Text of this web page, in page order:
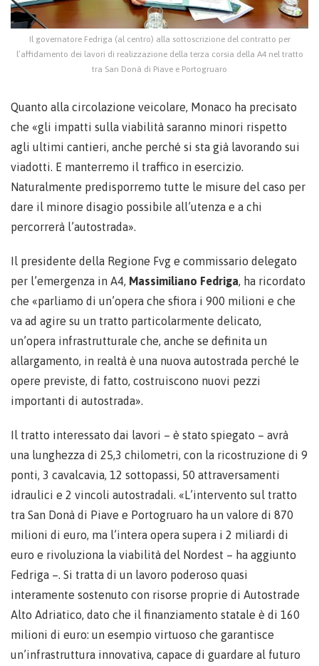
Il governatore Fedriga (al centro) alla sottoscrizione del contratto per
l’affidamento dei lavori di realizzazione della terza corsia della A4 nel tratto
tra San Donà di Piave e Portogruaro
Quanto alla circolazione veicolare, Monaco ha precisato
che «gli impatti sulla viabilità saranno minori rispetto
agli ultimi cantieri, anche perché si sta già lavorando sui
viadotti. E manterremo il traffico in esercizio.
Naturalmente predisporremo tutte le misure del caso per
dare il minore disagio possibile all’utenza e a chi
percorrerà l’autostrada».
Il presidente della Regione Fvg e commissario delegato
per l’emergenza in A4, Massimiliano Fedriga , ha ricordato
che «parliamo di un’opera che sfiora i 900 milioni e che
va ad agire su un tratto particolarmente delicato,
un’opera infrastrutturale che, anche se definita un
allargamento, in realtà è una nuova autostrada perché le
opere previste, di fatto, costruiscono nuovi pezzi
importanti di autostrada».
Il tratto interessato dai lavori – è stato spiegato – avrà
una lunghezza di 25,3 chilometri, con la ricostruzione di 9
ponti, 3 cavalcavia, 12 sottopassi, 50 attraversamenti
idraulici e 2 vincoli autostradali. «L’intervento sul tratto
tra San Donà di Piave e Portogruaro ha un valore di 870
milioni di euro, ma l’intera opera supera i 2 miliardi di
euro e rivoluziona la viabilità del Nordest – ha aggiunto
Fedriga –. Si tratta di un lavoro poderoso quasi
interamente sostenuto con risorse proprie di Autostrade
Alto Adriatico, dato che il finanziamento statale è di 160
milioni di euro: un esempio virtuoso che garantisce
un’infrastruttura innovativa, capace di guardare al futuro